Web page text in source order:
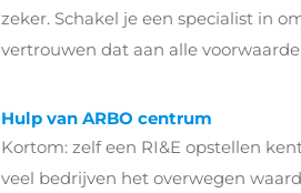
zeker. Schakel je een specialist in
vertrouwen dat aan alle
Hulp van ARBO centrum
Kortom: zelf een RI&E opstellen
veel bedrijven het overwegen